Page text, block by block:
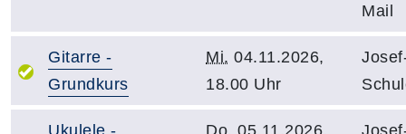
Mail
Gitarre -
Grundkurs
Mi. 04.11.2026,
18.00 Uhr
Ukulele -
Do. 05.11.2026,